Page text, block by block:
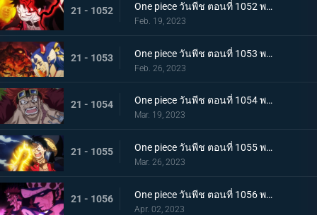
21 - 1052 One piece วันพีช ตอนที่ 1052 พากย์ไทย สถาการณ์ตึงเครียด! จุดจบของโอนิกาชิมะ!
Feb. 19, 2023
21 - 1053 One piece วันพีช ตอนที่ 1053 พากย์ไทย ซันจิกลายพันธุ์ แขนทั้ง 2 เจอวิกฤติ!
Feb. 26, 2023
21 - 1054 One piece วันพีช ตอนที่ 1054 พากย์ไทย คู่หูต้องตาย! เดิมพันมรณะของคิลเลอร์
Mar. 19, 2023
21 - 1055 One piece วันพีช ตอนที่ 1055 พากย์ไทย ร่างเงาดึงเชือก! โอนิกาชิมะในเปลวเพลิง
Mar. 26, 2023
21 - 1056 One piece วันพีช ตอนที่ 1056 พากย์ไทย การโต้กลับ! ท่าผสานของคิดกับลอว์โต้กลับ
Apr. 02, 2023